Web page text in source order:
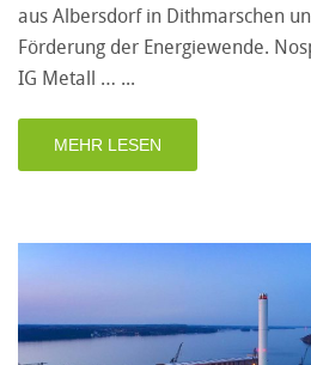
aus Albersdorf in Dithmarschen
Förderung der Energiewende.
IG Metall …
MEHR LESEN